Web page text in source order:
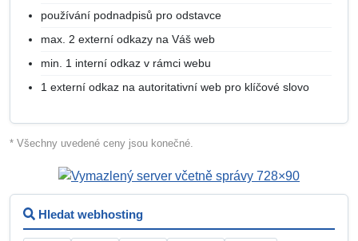
používání podnadpisů pro odstavce
max. 2 externí odkazy na Váš web
min. 1 interní odkaz v rámci webu
1 externí odkaz na autoritativní web pro klíčové slovo
* Všechny uvedené ceny jsou konečné.
Hledat webhosting